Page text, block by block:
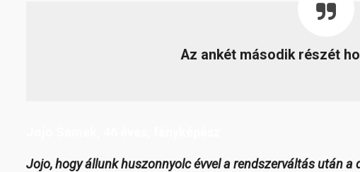
Az ankét második részét
Jojo, hogy állunk huszonnyolc évvel a rendszerváltás után a